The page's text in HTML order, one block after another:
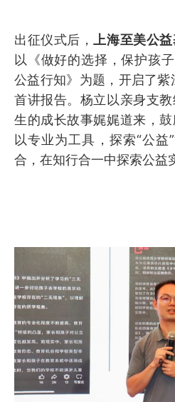
出征仪式后，上海至美公
以《做好的选择，保护孩
公益行知》为题，开启了紫
首讲报告。杨立以亲身支
生的成长故事娓娓道来，鼓
以专业为工具，探索“公益
合，在知行合一中探索公益